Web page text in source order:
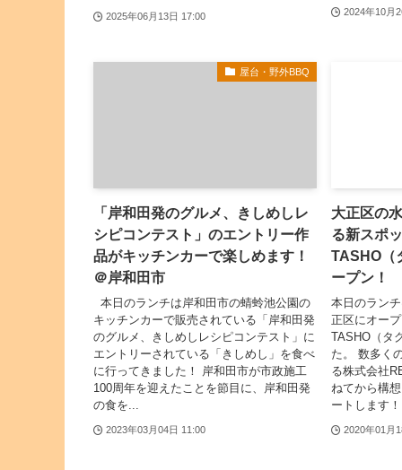
2025年06月13日 17:00 2024年10月
屋台・野外BBQ
「岸和田発のグルメ、きしめしレ
シピコンテスト」のエントリー作
品がキッチンカーで楽しめます！
＠岸和田市
本日のランチは岸和田市の蜻蛉池公園の
キッチンカーで販売されている「岸和田発
のグルメ、きしめしレシピコンテスト」に
エントリーされている「きしめし」を食べ
に行ってきました！ 岸和田市が市政施工
100周年を迎えたことを節目に、岸和田発
の食を...
2023年03月04日 11:00
大正区の
る新スポ
TASHO（
ープン！
本日のラン
正区にオー
TASHO（タ
た。 数多く
る株式会社
ねてから構
ートします
2020年01月